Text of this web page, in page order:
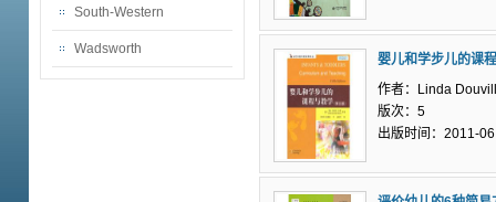
South-Western
Wadsworth
婴儿和学步儿的课
作者：Linda
版次：5
出版时间：2011-06